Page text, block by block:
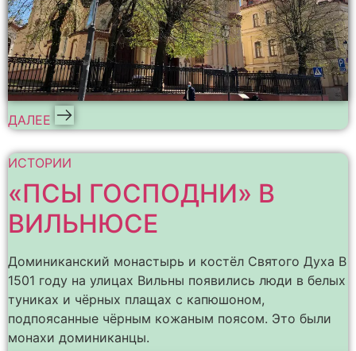
ДАЛЕЕ
ИСТОРИИ
«ПСЫ ГОСПОДНИ» В
ВИЛЬНЮСЕ
Доминиканский монастырь и костёл Святого Духа В
1501 году на улицах Вильны появились люди в белых
туниках и чёрных плащах с капюшоном,
подпоясанные чёрным кожаным поясом. Это были
монахи доминиканцы.